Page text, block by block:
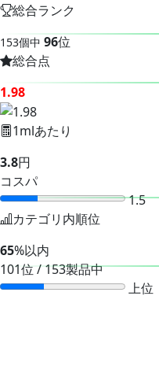
総合ランク
153個中 96位
総合点
1.98
1mlあたり
3.8円
コスパ
1.5
カテゴリ内順位
65%以内
101位 / 153製品中
上位